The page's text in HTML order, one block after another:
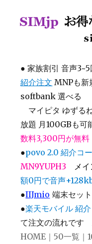
● 家族割引 音声3~5
紹介注文 MNPも
softbank 選べる
マイピタ ゆずる
放題 月100GBも可
数料3,300円が無料
●povo 2.0 紹介コ
MN9YUPH3
メ
額0円で音声
●IIJmio 端末セッ
●楽天モバイル 紹
て注文の流れです
HOME ｜ 50一覧 ｜